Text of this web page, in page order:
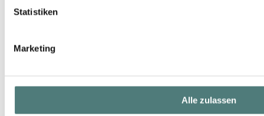
Statistiken
Marketing
Alle zulassen